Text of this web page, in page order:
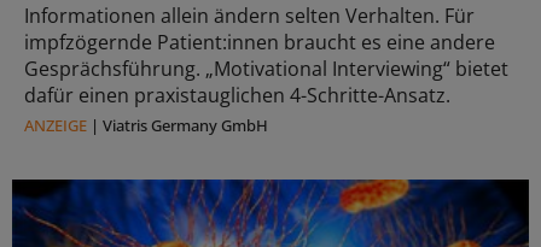
Informationen allein ändern selten Verhalten. Für
impfzögernde Patient:innen braucht es eine andere
Gesprächsführung. „Motivational Interviewing“ bietet
dafür einen praxistauglichen 4-Schritte-Ansatz.
ANZEIGE | Viatris Germany GmbH